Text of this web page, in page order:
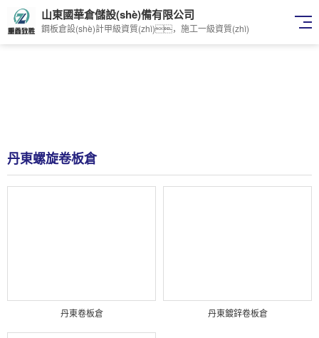
山東國華倉儲設(shè)備有限公司
鋼板倉設(shè)計甲級資質(zhì)，施工一級資質(zhì)
丹東螺旋卷板倉
丹東卷板倉 丹東鍍鋅卷板倉